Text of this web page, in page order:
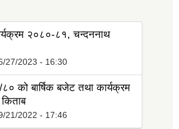
२०८०-८१, चन्दननाथ
27/2023 - 16:30
को बार्षिक बजेट तथा कार्यक्रम
किताब
21/2022 - 17:46